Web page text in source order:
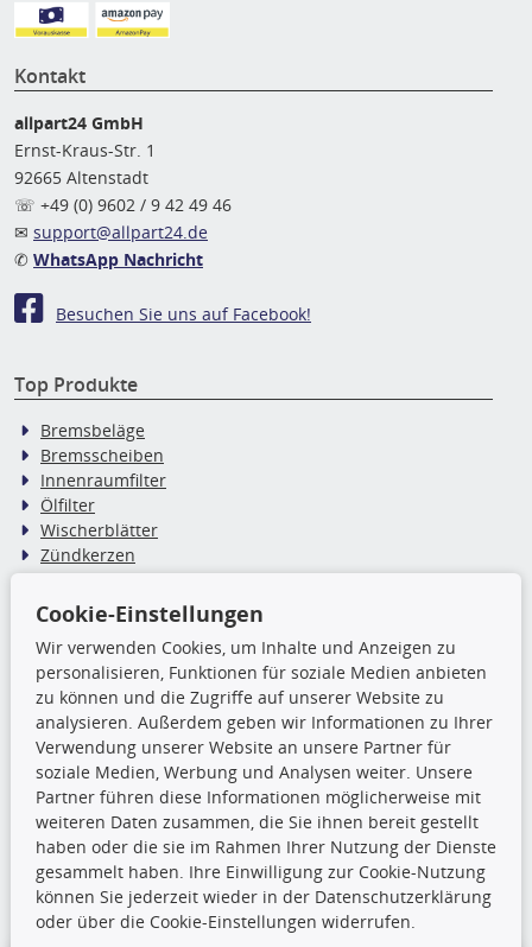
Kontakt
allpart24 GmbH
Ernst-Kraus-Str. 1
92665 Altenstadt
☏ +49 (0) 9602 / 9 42 49 46
✉ support@allpart24.de
✆ WhatsApp Nachricht
Besuchen Sie uns auf Facebook!
Top Produkte
Bremsbeläge
Bremsscheiben
Innenraumfilter
Ölfilter
Wischerblätter
Zündkerzen
TecDoc Inside
Die hier angezeigten Daten,
insbesondere die gesamte Datenbank,
dürfen nicht kopiert werden. Es ist zu
unterlassen, die Daten oder die gesamte Datenbank ohne
vorherige Zustimmung TecDocs zu vervielfältigen, zu
verbreiten und/oder diese Handlungen durch Dritte ausführen
zu lassen. Ein Zuwiderhandeln stellt eine
Urheberrechtsverletzung dar und wird verfolgt.
Ronny’s Newsletter
Cookie-Einstellungen
Wir verwenden Cookies, um Inhalte und Anzeigen zu
personalisieren, Funktionen für soziale Medien anbieten
zu können und die Zugriffe auf unserer Website zu
analysieren. Außerdem geben wir Informationen zu Ihrer
Verwendung unserer Website an unsere Partner für
soziale Medien, Werbung und Analysen weiter. Unsere
Partner führen diese Informationen möglicherweise mit
weiteren Daten zusammen, die Sie ihnen bereit gestellt
haben oder die sie im Rahmen Ihrer Nutzung der Dienste
gesammelt haben. Ihre Einwilligung zur Cookie-Nutzung
können Sie jederzeit wieder in der Datenschutzerklärung
oder über die Cookie-Einstellungen widerrufen.